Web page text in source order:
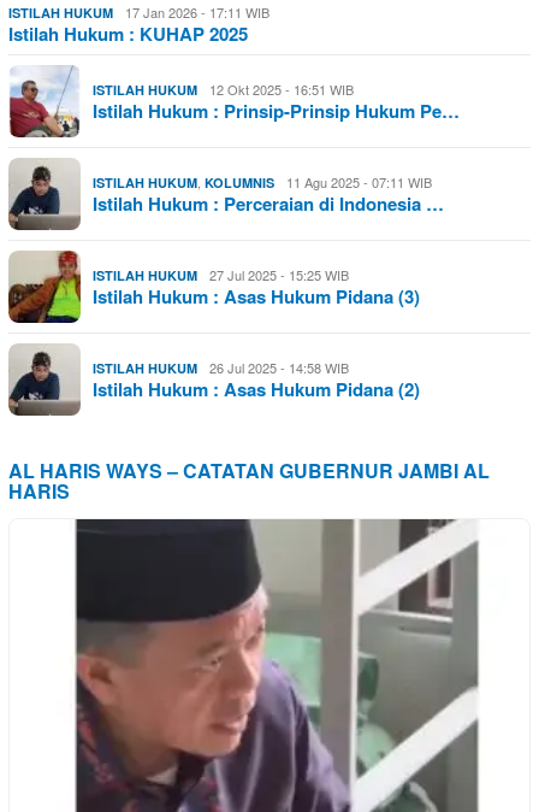
ISTILAH HUKUM 17 Jan 2026 - 17:11 WIB
Istilah Hukum : KUHAP 2025
ISTILAH HUKUM 12 Okt 2025 - 16:51 WIB
Istilah Hukum : Prinsip-Prinsip Hukum Pe…
ISTILAH HUKUM, KOLUMNIS 11 Agu 2025 - 07:11 WIB
Istilah Hukum : Perceraian di Indonesia …
ISTILAH HUKUM 27 Jul 2025 - 15:25 WIB
Istilah Hukum : Asas Hukum Pidana (3)
ISTILAH HUKUM 26 Jul 2025 - 14:58 WIB
Istilah Hukum : Asas Hukum Pidana (2)
AL HARIS WAYS – CATATAN GUBERNUR JAMBI AL
HARIS